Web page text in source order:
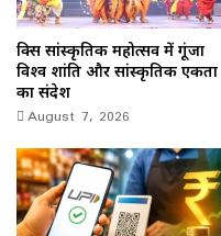
ब्रिक्स सांस्कृतिक महोत्सव में गूंजा
विश्व शांति और सांस्कृतिक एकता
का संदेश
August 7, 2026